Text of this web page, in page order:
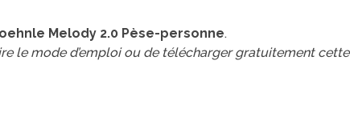
Melody 2.0 Pèse-personne.
le mode d’emploi ou de télécharger gratuitement cette